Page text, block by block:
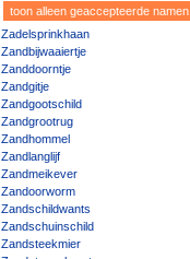
toon alleen geaccepteerde namen
Zadelsprinkhaan
Zandbijwaaiertje
Zanddoorntje
Zandgitje
Zandgootschild
Zandgrootrug
Zandhommel
Zandlanglijf
Zandmeikever
Zandoorworm
Zandschildwants
Zandschuinschild
Zandsteekmier